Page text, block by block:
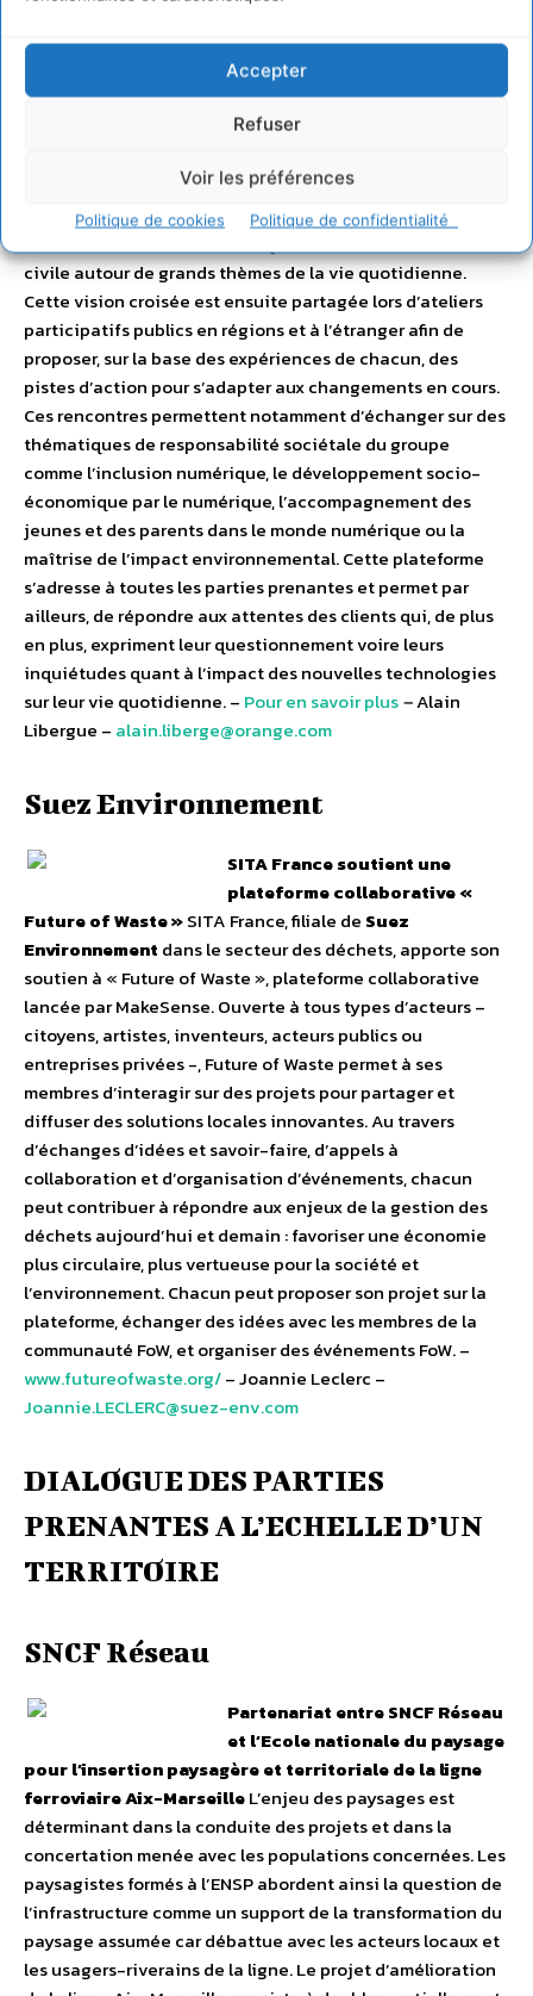
Accepter
Refuser
Voir les préférences
Politique de cookies Politique de confidentialité
collaborative, le Digital
Plateforme collaborative ouverte, le
Digital Society Forum a été initié parOrange, en
partenariat avec Psychologies Magazine et La Fondation
clés de compréhension pour mieux appréhender notre «
vivre numérique ». Le Digital Society Forum rassemble
civile autour de grands thèmes de la vie quotidienne.
Cette vision croisée est ensuite partagée lors d’ateliers
participatifs publics en régions et à l’étranger afin de
proposer, sur la base des expériences de chacun, des
pistes d’action pour s’adapter aux changements en cours.
Ces rencontres permettent notamment d’échanger sur des
thématiques de responsabilité sociétale du groupe
comme l’inclusion numérique, le développement socio-
économique par le numérique, l’accompagnement des
jeunes et des parents dans le monde numérique ou la
maîtrise de l’impact environnemental. Cette plateforme
s’adresse à toutes les parties prenantes et permet par
ailleurs, de répondre aux attentes des clients qui, de plus
en plus, expriment leur questionnement voire leurs
inquiétudes quant à l’impact des nouvelles technologies
sur leur vie quotidienne. – Pour en savoir plus–Alain
Libergue – alain.liberge@orange.com
Suez Environnement
SITA France soutient une
plateforme collaborative «
Future of Waste »SITA France, filiale de Suez
Environnement dans le secteur des déchets, apporte son
soutien à « Future of Waste », plateforme collaborative
lancée par MakeSense. Ouverte à tous types d’acteurs –
citoyens, artistes, inventeurs, acteurs publics ou
entreprises privées -, Future of Waste permet à ses
membres d’interagir sur des projets pour partager et
diffuser des solutions locales innovantes. Au travers
d’échanges d’idées et savoir-faire, d’appels à
collaboration et d’organisation d’événements, chacun
peut contribuer à répondre aux enjeux de la gestion des
déchets aujourd’hui et demain : favoriser une économie
plus circulaire, plus vertueuse pour la société et
l’environnement. Chacun peut proposer son projet sur la
plateforme, échanger des idées avec les membres de la
communauté FoW, et organiser des événements FoW. –
www.futureofwaste.org/– Joannie Leclerc –
Joannie.LECLERC@suez-env.com
DIALOGUE DES PARTIES
PRENANTES A L’ECHELLE D’UN
TERRITOIRE
SNCF Réseau
Partenariat entre SNCF Réseau
et l’Ecole nationale du paysage
pour l’insertion paysagère et territoriale de la ligne
ferroviaire Aix-MarseilleL’enjeu des paysages est
déterminant dans la conduite des projets et dans la
concertation menée avec les populations concernées. Les
paysagistes formés à l’ENSP abordent ainsi la question de
l’infrastructure comme un support de la transformation du
paysage assumée car débattue avec les acteurs locaux et
les usagers-riverains de la ligne. Le projet d’amélioration